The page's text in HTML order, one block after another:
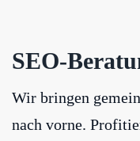
SEO-
Wir bringen
nach vorne.